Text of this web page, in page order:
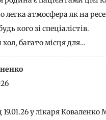
легка атмосфера як на
кого зі спеціалістів.
багато місця для…
19.01.26 у лікаря Коваленко